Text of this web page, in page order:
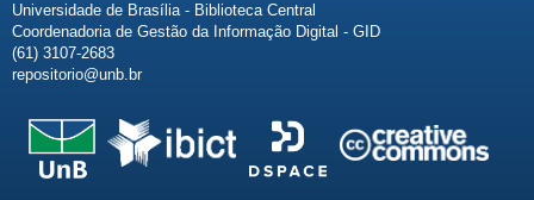
Universidade de Brasília - Biblioteca Central
Coordenadoria de Gestão da Informação Digital - GID
(61) 3107-2683
repositorio@unb.br